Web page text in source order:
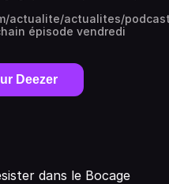
actualite/actualites/
épisode vendredi
Deezer
dans le Bocage